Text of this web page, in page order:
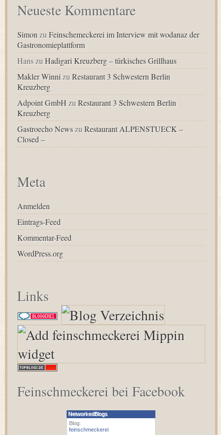
Neueste Kommentare
Simon zuFeinschemeckerei im Interview mit wodanaz der
Gastronomieplattform
Hans zuHadigari Kreuzberg – türkisches Grillhaus
Makler Winni zuRestaurant 3 Schwestern Berlin
Kreuzberg
Adpoint GmbH zuRestaurant 3 Schwestern Berlin
Kreuzberg
Gastroecho News zuRestaurant ALPENSTUECK –
Closed –
Meta
Anmelden
Eintrags-Feed
Kommentar-Feed
WordPress.org
Links
Feinschmeckerei bei Facebook
NetworkedBlogs
Blog:
feinschmeckerei